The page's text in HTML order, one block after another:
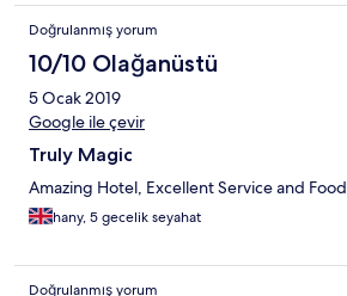
Doğrulanmış yorum
10/10 Olağanüstü
5 Ocak 2019
Google ile çevir
Truly Magic
Amazing Hotel, Excellent Service and Food
hany, 5 gecelik seyahat
Doğrulanmış yorum